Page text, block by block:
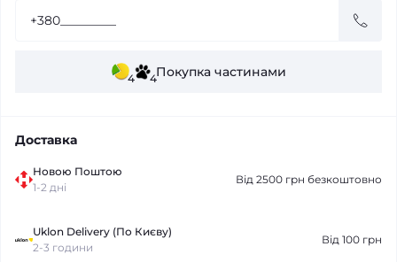
4 4Покупка частинами
Доставка
Новою Поштою
1-2 дні
Від 2500 грн безкоштовно
Uklon Delivery (По Києву)
2-3 години
Від 100 грн